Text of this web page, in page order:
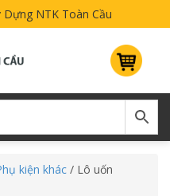
NTK Toàn Cầu
kiện khác / Lô uốn